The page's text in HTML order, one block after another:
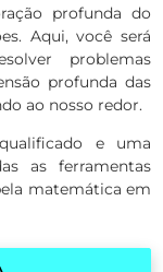
profunda do
Aqui, você será
problemas
profunda das
ao nosso redor.
e uma
as ferramentas
matemática em